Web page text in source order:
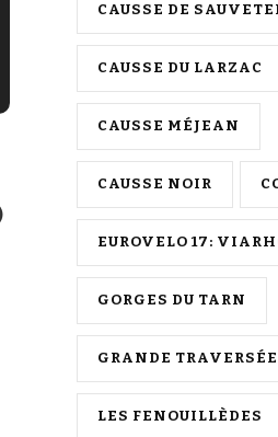
CAUSSE DE
CAUSSE DU LARZAC
CAUSSE MÉJEAN
CAUSSE NOIR
EUROVELO 17:
GORGES DU TARN
GRANDE TRAVERSÉE
LES FENOUILLÈDES